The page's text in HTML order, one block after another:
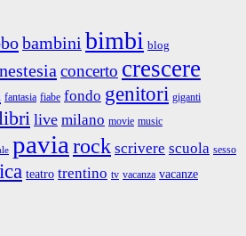
bambini bimbi blog
concerto crescere
fantasia fiabe fondo genitori giganti
live milano movie music
pavia rock scrivere scuola sesso
teatro trentino tv vacanza vacanze